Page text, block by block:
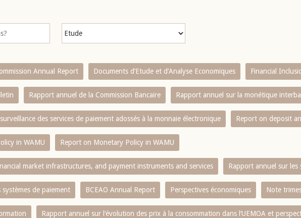
Annual Report Documents d’Etude et d’Analyse Economiques Financial
Rapport annuel de la Commission Bancaire Rapport annuel sur la monétique
des services de paiement adossés à la monnaie électronique Report on deposit
in WAMU Report on Monetary Policy in WAMU
market infrastructures, and payment instruments and services Rapport annuel sur les
de paiement BCEAO Annual Report Perspectives économiques Note
Rapport annuel sur l‘évolution des prix à la consommation dans l‘UEMOA et